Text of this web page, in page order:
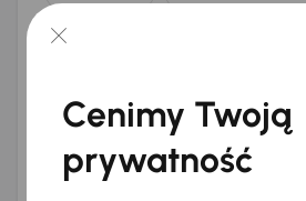
E-mail
Na numer telefonu (opcjonalnie)
Wyślij zapytanie
Cenimy Twoją
prywatność